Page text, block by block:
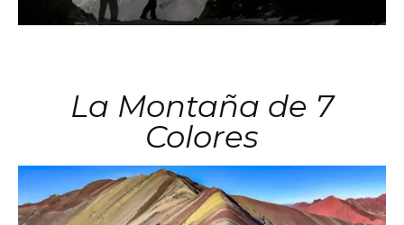
La Montaña de 7
Colores